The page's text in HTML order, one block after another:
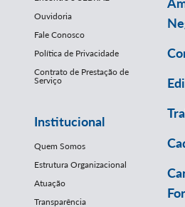
Ouvidoria
Fale Conosco
Política de Privacidade
Contrato de Prestação de
Serviço
Institucional
Quem Somos
Estrutura Organizacional
Atuação
Transparência